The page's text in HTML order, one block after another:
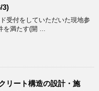
3)
受付をしていただいた現地参
を満たす(開 ...
リート構造の設計・施